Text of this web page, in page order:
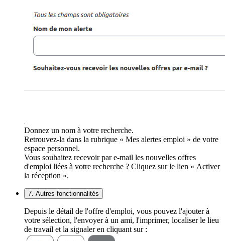
Donnez un nom à votre recherche.
Retrouvez-la dans la rubrique « Mes alertes emploi » de votre
espace personnel.
Vous souhaitez recevoir par e-mail les nouvelles offres
d'emploi liées à votre recherche ? Cliquez sur le lien « Activer
la réception ».
7. Autres fonctionnalités
Depuis le détail de l'offre d'emploi, vous pouvez l'ajouter à
votre sélection, l'envoyer à un ami, l'imprimer, localiser le lieu
de travail et la signaler en cliquant sur :